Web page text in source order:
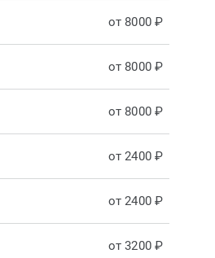
от 8000 ₽
от 8000 ₽
от 8000 ₽
от 2400 ₽
от 2400 ₽
от 3200 ₽